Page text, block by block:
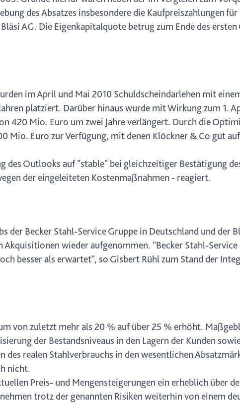
des Absatzes insbesondere die Kaufpreiszahlungen für
AG. Die Eigenkapitalquote betrug zum Ende des
im April und Mai 2010 Schuldscheindarlehen mit
platziert. Darüber hinaus wurde mit Wirkung zum 1.
420 Mio. Euro um zwei Jahre verlängert. Durch die
Mio. Euro zur Verfügung, mit denen Klöckner & Co gut
des Outlooks auf "stable" bei gleichzeitiger Bestätigung
der eingeleiteten Kostenmaßnahmen - reagiert.
Becker Stahl-Service Gruppe in Deutschland und der
wieder aufgenommen. "Becker Stahl-
besser als erwartet", so Gisbert Rühl zum Stand der
von zuletzt mehr als 20 % auf über 25 % erhöht.
der Bestandsniveaus in den Lagern der Kunden
realen Stahlverbrauchs in den wesentlichen
nicht.
Preis- und Mengensteigerungen ein erheblich über
trotz der genannten Risiken weiterhin von einem